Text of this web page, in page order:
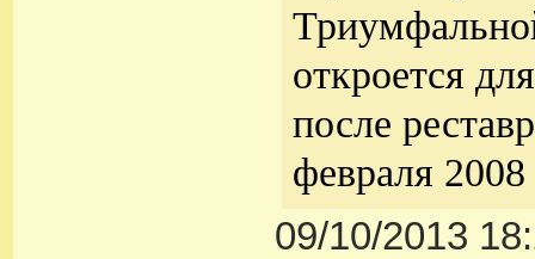
откроется
после
февраля 2008
09/10/2013